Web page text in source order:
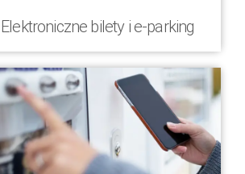
Elektroniczne bilety i e-parking
COMVERGA rozszerzyła rozwiązanie
płatności mobilnych o bilety
elektroniczne na transport publiczny i
parking